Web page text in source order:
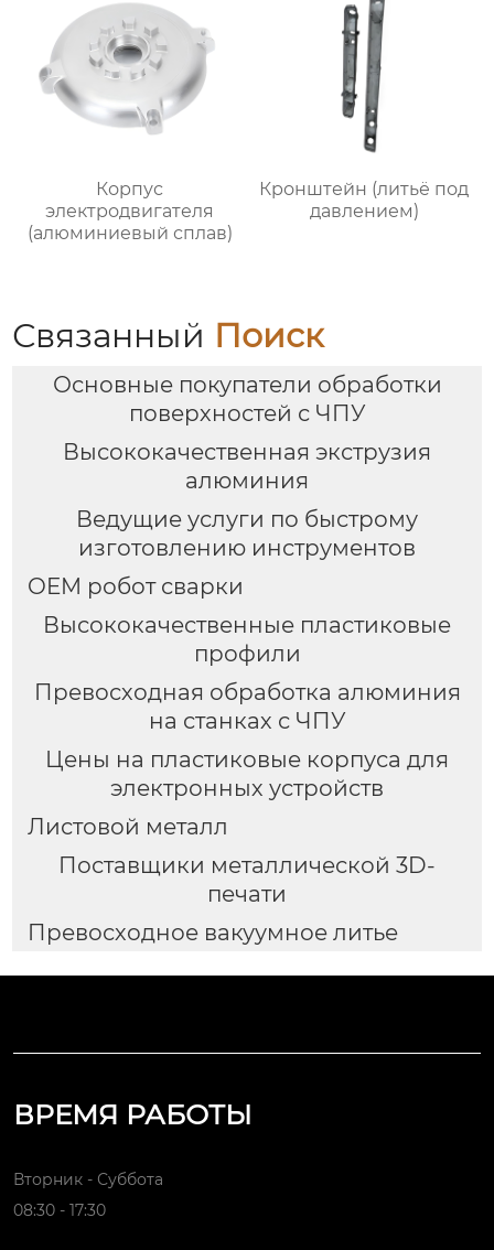
Корпус
электродвигателя
(алюминиевый сплав)
Кронштейн (литьё под
давлением)
Связанный Поиск
Основные покупатели обработки
поверхностей с ЧПУ
Высококачественная экструзия
алюминия
Ведущие услуги по быстрому
изготовлению инструментов
OEM робот сварки
Высококачественные пластиковые
профили
Превосходная обработка алюминия
на станках с ЧПУ
Цены на пластиковые корпуса для
электронных устройств
Листовой металл
Поставщики металлической 3D-
печати
Превосходное вакуумное литье
ВРЕМЯ РАБОТЫ
Вторник - Суббота
08:30 - 17:30